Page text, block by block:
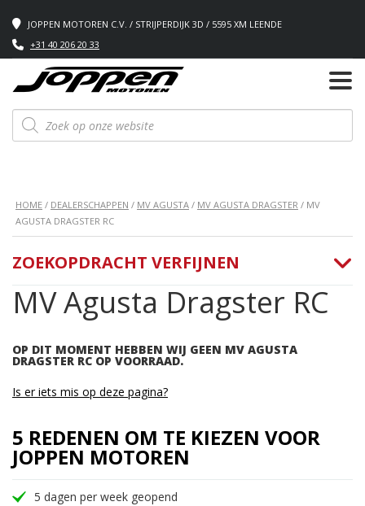
JOPPEN MOTOREN C.V. / STRIJPERDIJK 3D / 5595 XM LEENDE
+31 40 206 20 33
Producten
zoeken
HOME / DEALERSCHAPPEN / MV AGUSTA / MV AGUSTA DRAGSTER / MV
AGUSTA DRAGSTER RC
MV Agusta Dragster RC
OP DIT MOMENT HEBBEN WIJ GEEN MV AGUSTA
DRAGSTER RC OP VOORRAAD.
ZOEKOPDRACHT VERFIJNEN
Is er iets mis op deze pagina?
5 REDENEN OM TE KIEZEN VOOR
JOPPEN MOTOREN
5 dagen per week geopend